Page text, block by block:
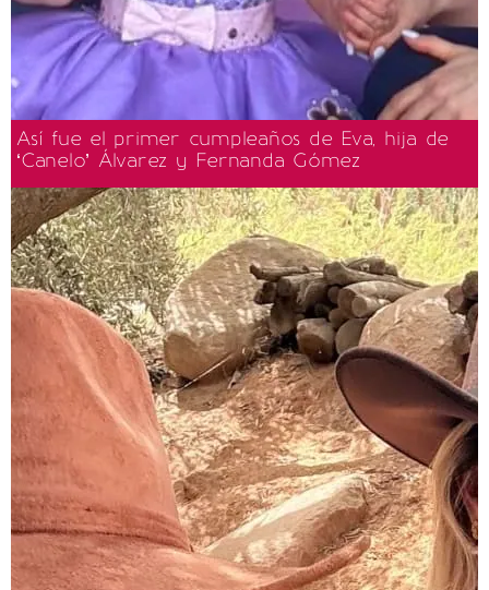
Así fue el primer cumpleaños de Eva, hija de
‘Canelo’ Álvarez y Fernanda Gómez